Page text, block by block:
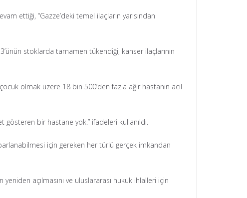
ettiği, “Gazze’deki temel ilaçların yarısından
stoklarda tamamen tükendiği, kanser ilaçlarının
olmak üzere 18 bin 500’den fazla ağır hastanın acil
gösteren bir hastane yok.” ifadeleri kullanıldı.
için gereken her türlü gerçek imkandan
yeniden açılmasını ve uluslararası hukuk ihlalleri için